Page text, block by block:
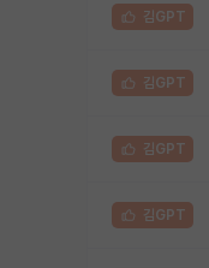
김GPT
김GPT
김GPT
김GPT